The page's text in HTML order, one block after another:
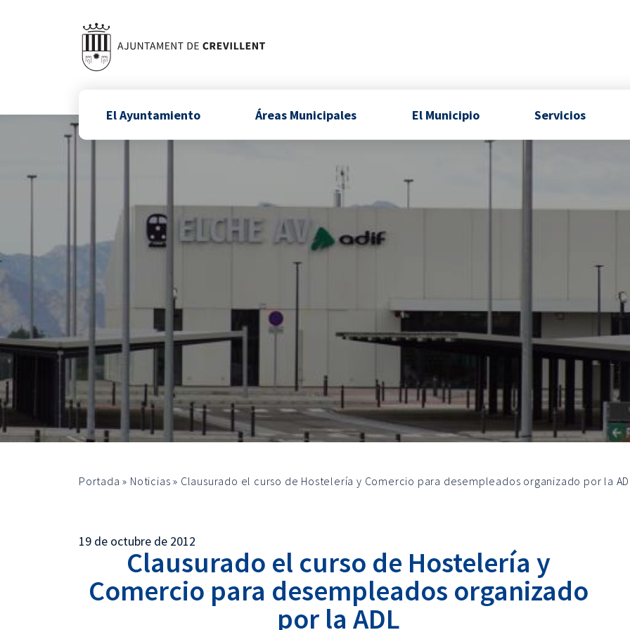
El Ayuntamiento Áreas Municipales El Municipio Servicios
Portada » Noticias » Clausurado el curso de Hostelería y Comercio para desempleados organizado por la
19 de octubre de 2012
Clausurado el curso de Hostelería y
Comercio para desempleados organizado
por la ADL